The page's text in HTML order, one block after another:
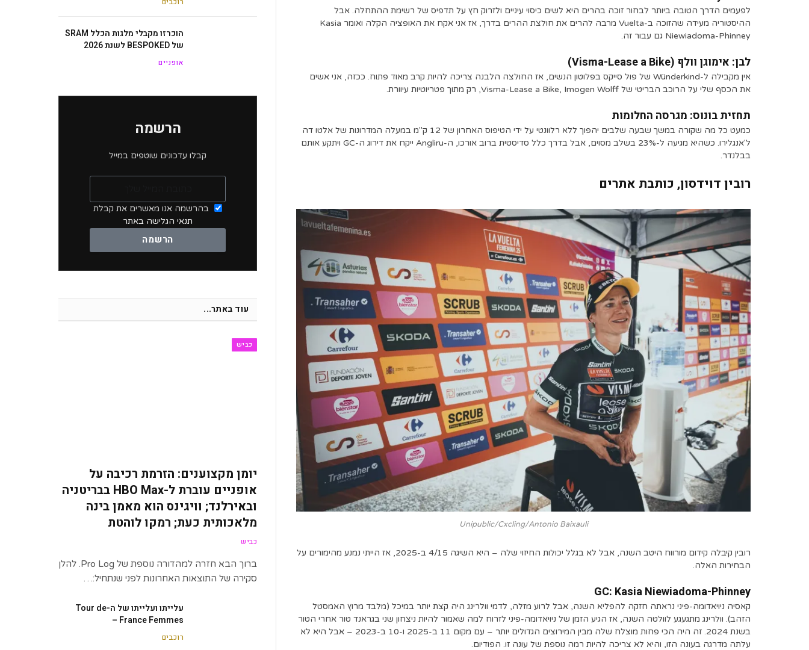
לפעמים הדרך הטובה ביותר לבחור זוכה בהרים היא לשים כיסוי עיניים ולזרוק חץ על תדפיס של רשימת ההתחלה. אבל
ההיסטוריה מעידה שהזוכה ב-Vuelta מרבה להרים את חולצת ההרים בדרך, אז אני אקח את האופציה הקלה ואומר Kasia
Niewiadoma-Phinney גם עבור זה.
לבן: אימוגן וולף (Visma-Lease a Bike)
אין מקבילה ל-Wünderkind של פול סייקס בפלוטון הנשים, אז החולצה הלבנה צריכה להיות קרב מאוד פתוח. ככזה, אני אשים
את הכסף שלי על הרוכב הבריטי של Visma-Lease a Bike, Imogen Wolff, רק מתוך פטריוטיות עיוורת.
תחזית בונוס: מגרסה החלומות
כמעט כל מה שקורה במשך שבעה שלבים יהפוך ללא רלוונטי על ידי הטיפוס האחרון של 12 ק"מ במעלה המדרונות של אלטו דה
ל'אנגלירו. כשהיא מגיעה ל-23% בשלב מסוים, אבל בדרך כלל סדיסטית ברוב אורכו, ה-Angliru ייקח את דירוג ה-GC ויתקע אותם
בבלנדר.
רובין דוידסון, כותבת אתרים
Unipublic/Cxcling/Antonio Baixauli
רובין קיבלה קידום מורווח היטב השנה, אבל לא בגלל יכולות החיזוי שלה – היא השיגה 4/15 ב-2025, אז הייתי נמנע מהימורים על
הבחירות האלה.
GC: Kasia Niewiadoma-Phinney
קאסיה ניויאדומה-פיני נראתה חזקה להפליא השנה, אבל לרוע מזלה, לדמי וולרינג היה קצת יותר במיכל (מלבד מרוץ האמסטל
הזהב). וולרינג מתגעגע לוולטה השנה, אז הגיע הזמן של ניויאדומה-פיני לזרוח למה שאמור להיות ניצחון שני בגראנד טור אחרי הטור
בשנת 2024. זה היה הכי פחות מוצלח שלה מבין המירוצים הגדולים יותר – עם מקום 11 ב-2025 ו-10 ב-2023 – אבל היא לא
עלתה מדרגה בעונה הזו, והיא לא צריכה להיות רמה נוספת של עונה זו. הפודיום.
הוכרזו מקבלי מלגות הכלל SRAM
של BESPOKED לשנת 2026
אופניים
הרשמה
קבלו עדכונים שוטפים במייל
בהרשמה אנו מאשרים את קבלת
תנאי הגלישה באתר
הרשמה
עוד באתר...
כביש
יומן מקצוענים: הזרמת רכיבה על
אופניים עוברת ל-HBO Max בבריטניה
ובאירלנד; וויגינס הוא מאמן בינה
מלאכותית כעת; רמקו לוהטת
כביש
ברוך הבא חזרה למהדורה נוספת של Pro Log. להלן
סקירה של התוצאות האחרונות לפני שנתחיל:…
עלייתו ועלייתו של ה-Tour de
France Femmes –
רוכבים